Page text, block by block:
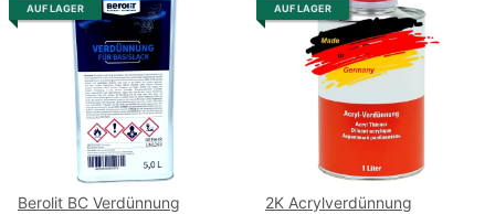
AUF LAGER
Berolit BC Verdünnung
AUF LAGER
2K Acrylverdünnung